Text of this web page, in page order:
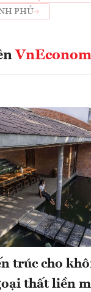
PHỦ
trúc cho
thất liền